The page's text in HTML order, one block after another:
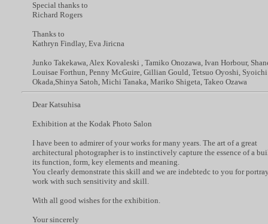
Special thanks to
Richard Rogers
Thanks to
Kathryn Findlay, Eva Jiricna
Junko Takekawa, Alex Kovaleski , Tamiko Onozawa, Ivan Horbour,
Louisae Forthun, Penny McGuire, Gillian Gould, Tetsuo Oyoshi, Syoichi
Okada,Shinya Satoh, Michi Tanaka, Mariko Shigeta, Takeo Ozawa
Dear Katsuhisa
Exhibition at the Kodak Photo Salon
I have been to admirer of your works for many years. The art of a great
architectural photographer is to instinctively capture the essence of a
its function, form, key elements and meaning.
You clearly demonstrate this skill and we are indebtedc to you for
work with such sensitivity and skill.
With all good wishes for the exhibition.
Your sincerely